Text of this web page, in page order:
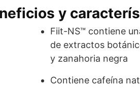
y
Fiit-NS™ contiene
de extractos
y zanahoria negra
Contiene cafeína